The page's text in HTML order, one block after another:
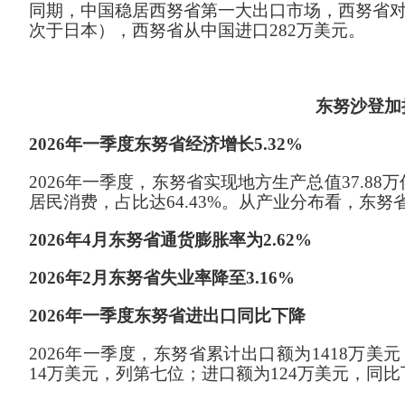
同期，中国稳居西努省第一大出口市场，西努省
次于日本）， 西努省从中国进口282万美元。
东努沙登
2026年一季度东努省经济增长5.32%
2026年一季度 ， 东努省实现地方生产总值37.88
居民消费，占比达64.43%。 从产业分布看， 东努
2026年4月 东努省通货膨胀率为2.62%
2026年2月东努省失业率降至3.16%
2026年一季度东努省进出口同比下降
2026年一季度， 东努省累计出口额为1418万美
14万美元，列第七位； 进口额为124万美元，同比